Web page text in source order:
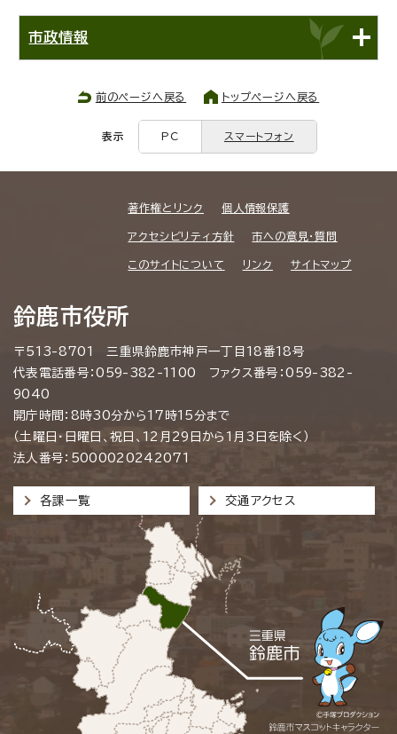
市政情報
前のページへ戻る トップページへ戻る
表示 PC スマートフォン
著作権とリンク 個人情報保護
アクセシビリティ方針 市への意見・質問
このサイトについて リンク サイトマップ
鈴鹿市役所
〒513-8701 三重県鈴鹿市神戸一丁目18番18号
代表電話番号：059-382-1100 ファクス番号：059-382-
9040
開庁時間：8時30分から17時15分まで
（土曜日・日曜日、祝日、12月29日から1月3日を除く）
法人番号：5000020242071
各課一覧 交通アクセス